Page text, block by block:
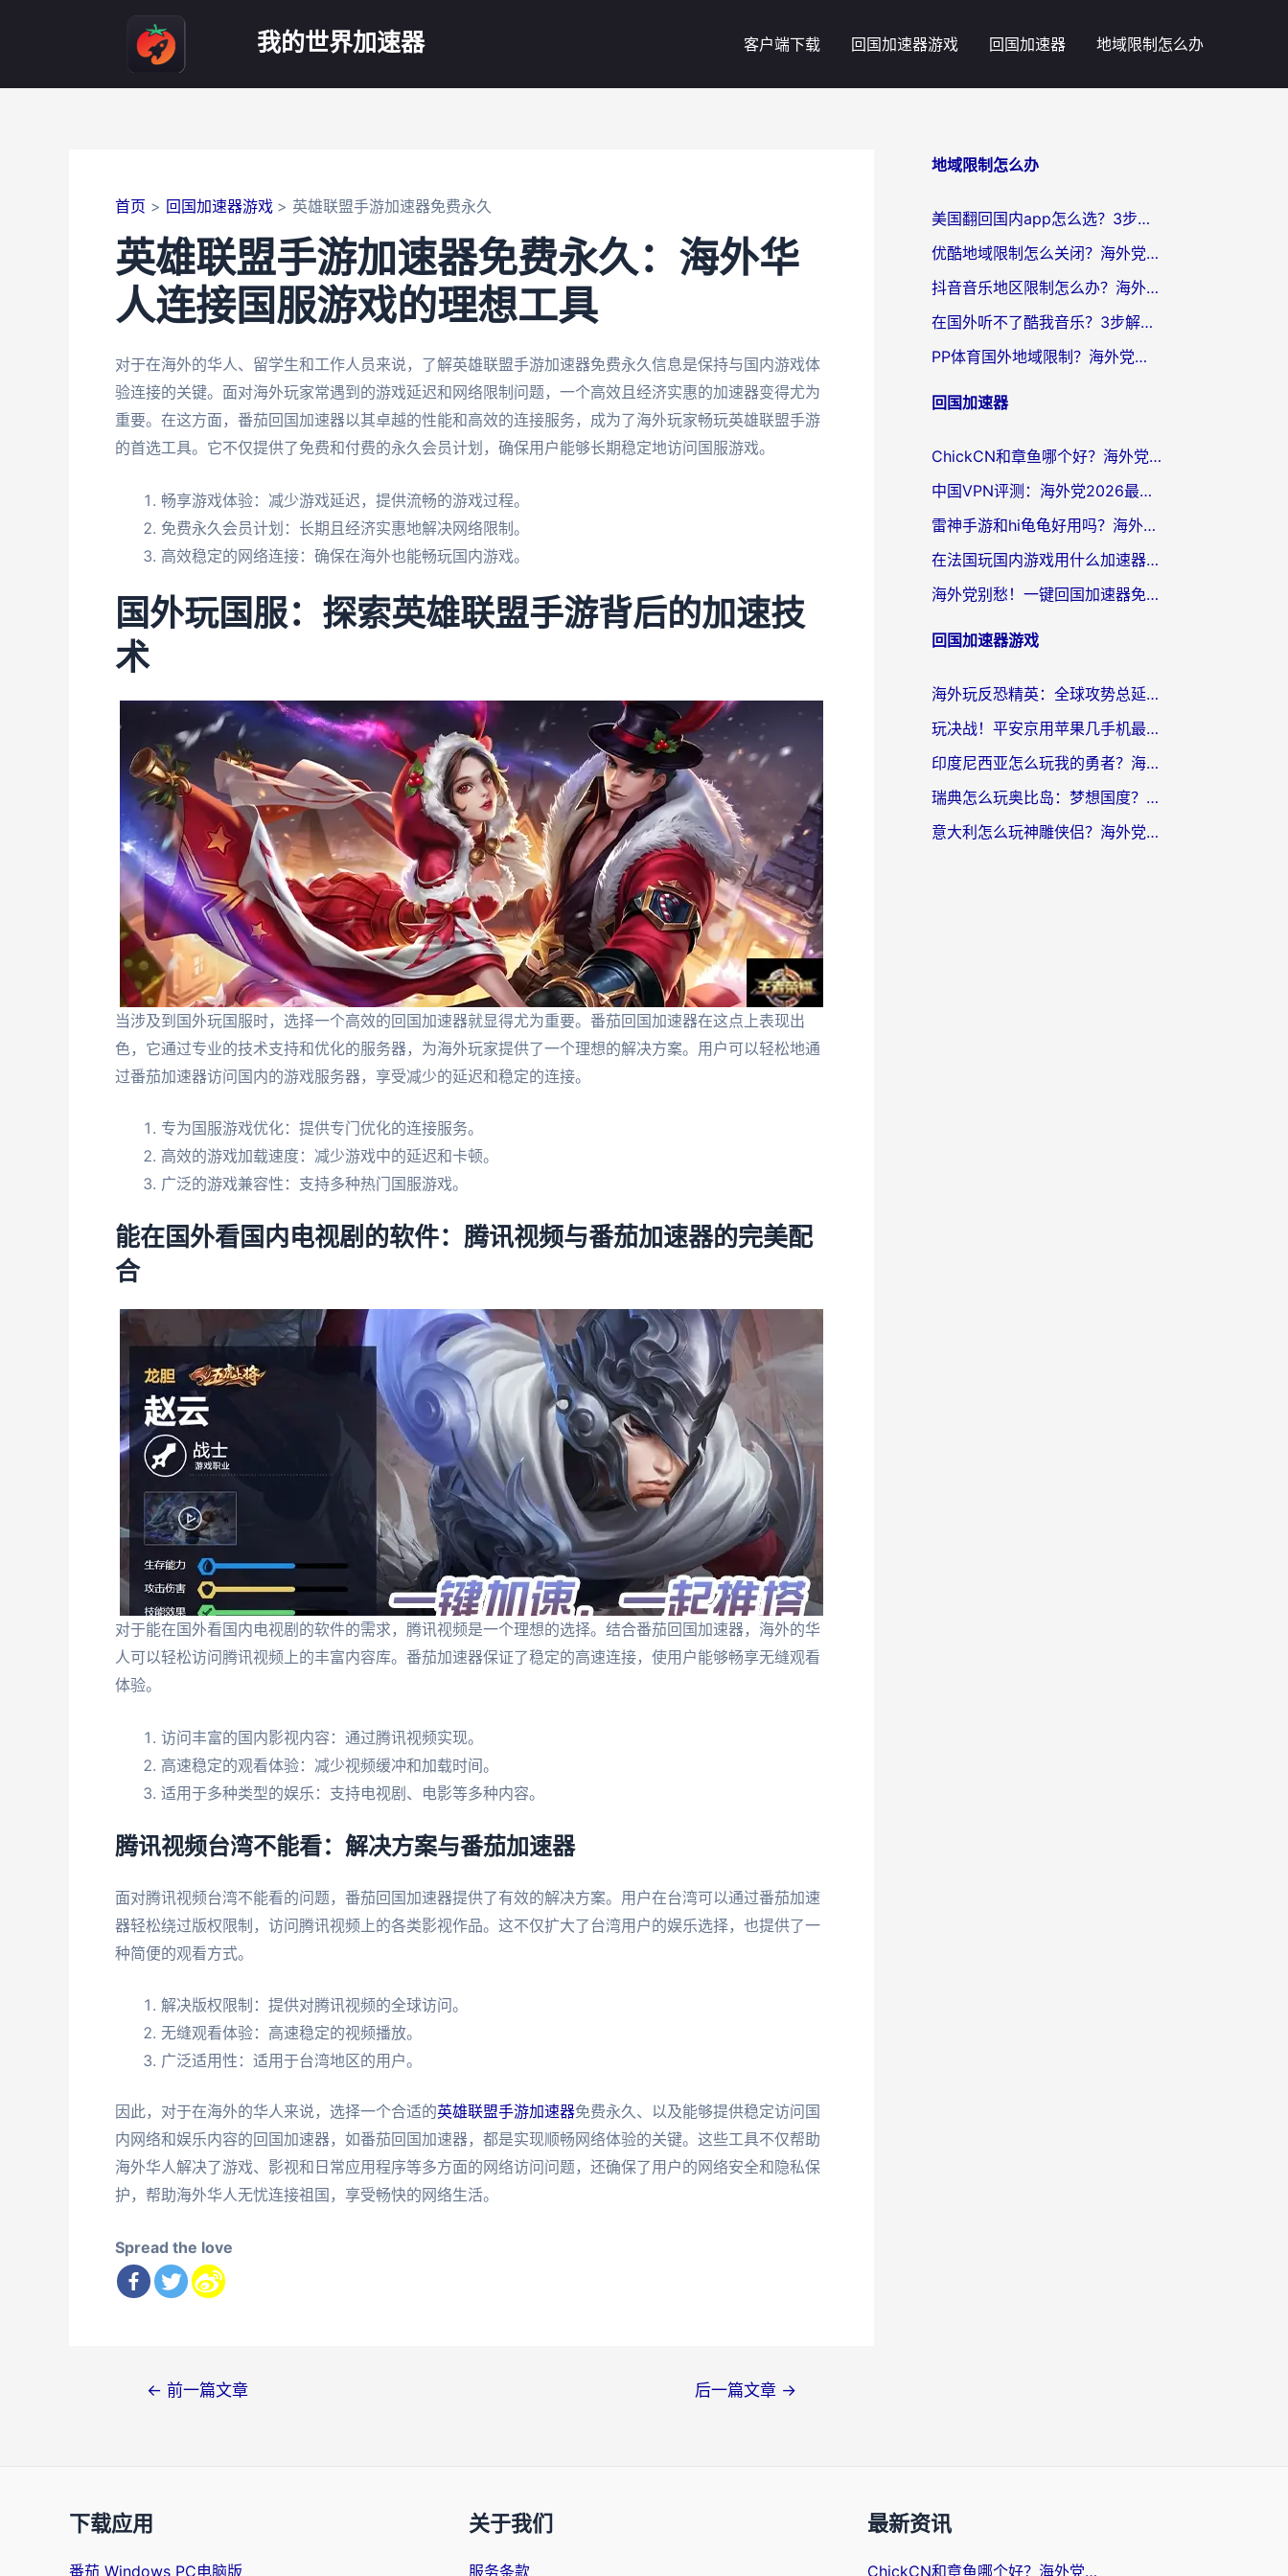
我的世界加速器 客户端下载 回国加速器游戏 回国加速器 地域限制怎么办
首页 回国加速器游戏 英雄联盟手游加速器免费永久
英雄联盟手游加速器免费永久：海外华
人连接国服游戏的理想工具
对于在海外的华人、留学生和工作人员来说，了解英雄联盟手游加速器免费永久信息是保持与国内游戏体
验连接的关键。面对海外玩家常遇到的游戏延迟和网络限制问题，一个高效且经济实惠的加速器变得尤为
重要。在这方面，番茄回国加速器以其卓越的性能和高效的连接服务，成为了海外玩家畅玩英雄联盟手游
的首选工具。它不仅提供了免费和付费的永久会员计划，确保用户能够长期稳定地访问国服游戏。
畅享游戏体验：减少游戏延迟，提供流畅的游戏过程。
免费永久会员计划：长期且经济实惠地解决网络限制。
高效稳定的网络连接：确保在海外也能畅玩国内游戏。
国外玩国服：探索英雄联盟手游背后的加速技
术
当涉及到国外玩国服时，选择一个高效的回国加速器就显得尤为重要。番茄回国加速器在这点上表现出
色，它通过专业的技术支持和优化的服务器，为海外玩家提供了一个理想的解决方案。用户可以轻松地通
过番茄加速器访问国内的游戏服务器，享受减少的延迟和稳定的连接。
专为国服游戏优化：提供专门优化的连接服务。
高效的游戏加载速度：减少游戏中的延迟和卡顿。
广泛的游戏兼容性：支持多种热门国服游戏。
能在国外看国内电视剧的软件：腾讯视频与番茄加速器的完美配
合
对于能在国外看国内电视剧的软件的需求，腾讯视频是一个理想的选择。结合番茄回国加速器，海外的华
人可以轻松访问腾讯视频上的丰富内容库。番茄加速器保证了稳定的高速连接，使用户能够畅享无缝观看
体验。
访问丰富的国内影视内容：通过腾讯视频实现。
高速稳定的观看体验：减少视频缓冲和加载时间。
适用于多种类型的娱乐：支持电视剧、电影等多种内容。
腾讯视频台湾不能看：解决方案与番茄加速器
面对腾讯视频台湾不能看的问题，番茄回国加速器提供了有效的解决方案。用户在台湾可以通过番茄加速
器轻松绕过版权限制，访问腾讯视频上的各类影视作品。这不仅扩大了台湾用户的娱乐选择，也提供了一
种简便的观看方式。
解决版权限制：提供对腾讯视频的全球访问。
无缝观看体验：高速稳定的视频播放。
广泛适用性：适用于台湾地区的用户。
因此，对于在海外的华人来说，选择一个合适的英雄联盟手游加速器免费永久、以及能够提供稳定访问国
内网络和娱乐内容的回国加速器，如番茄回国加速器，都是实现顺畅网络体验的关键。这些工具不仅帮助
海外华人解决了游戏、影视和日常应用程序等多方面的网络访问问题，还确保了用户的网络安全和隐私保
护，帮助海外华人无忧连接祖国，享受畅快的网络生活。
Spread the love
← 前一篇文章 后一篇文章 →
地域限制怎么办
美国翻回国内app怎么选？3步教你无缝刷剧、登12123、访问国内网站
优酷地域限制怎么关闭？海外党亲测有效的追剧加速器选择指南
抖音音乐地区限制怎么办？海外党亲测有效的听歌自由指南
在国外听不了酷我音乐？3步解除手机酷我音乐海外限制，附实测好用加速器
PP体育国外地域限制？海外党看球终极方案：从欧洲杯到奥运会，中文解说不卡顿！
回国加速器
ChickCN和章鱼哪个好？海外党选回国加速器的3个关键维度 + 实用避坑指南
中国VPN评测：海外党2026最全回国加速器选择指南，告别地区限制不踩坑
雷神手游和hi龟龟好用吗？海外党亲测3款回国加速器，教你选对国外到国内加速器
在法国玩国内游戏用什么加速器？2026实测解决延迟卡顿的实用指南
海外党别愁！一键回国加速器免费版怎么选？从踩坑到流畅访问的全攻略
回国加速器游戏
海外玩反恐精英：全球攻势总延迟？从瑞典玩神武4到外国玩黎明觉醒，选对加速器才是关键！
玩决战！平安京用苹果几手机最好？海外党必看的设备+加速器双攻略
印度尼西亚怎么玩我的勇者？海外党国服游戏加速避坑指南（附实况五行师解决方案）
瑞典怎么玩奥比岛：梦想国度？海外党亲测有效的国服游戏加速全攻略
意大利怎么玩神雕侠侣？海外党国服游戏加速终极指南（附欧洲玩王者王国保卫战4不卡技巧）
下载应用
番茄 Windows PC电脑版
关于我们
服务条款
最新资讯
ChickCN和章鱼哪个好？海外党选回国加速器的3个关键维度 + 实用避坑指南